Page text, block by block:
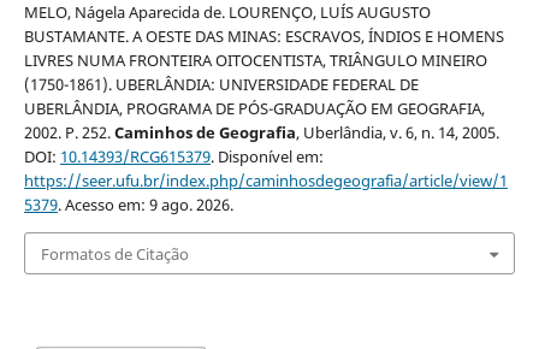
MELO, Nágela Aparecida de. LOURENÇO, LUÍS AUGUSTO
BUSTAMANTE. A OESTE DAS MINAS: ESCRAVOS, ÍNDIOS E HOMENS
LIVRES NUMA FRONTEIRA OITOCENTISTA, TRIÂNGULO MINEIRO
(1750-1861). UBERLÂNDIA: UNIVERSIDADE FEDERAL DE
UBERLÂNDIA, PROGRAMA DE PÓS-GRADUAÇÃO EM GEOGRAFIA,
2002. P. 252.Caminhos de Geografia, Uberlândia, v. 6, n. 14, 2005.
DOI: 10.14393/RCG615379. Disponível em:
https://seer.ufu.br/index.php/caminhosdegeografia/article/view/1
5379. Acesso em: 9 ago. 2026.
Formatos de Citação